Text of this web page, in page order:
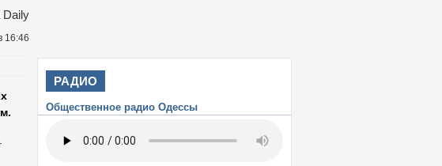
Daily
16:46
РАДИО
Общественное радио Одессы